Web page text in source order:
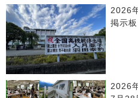
2026
掲示
2026